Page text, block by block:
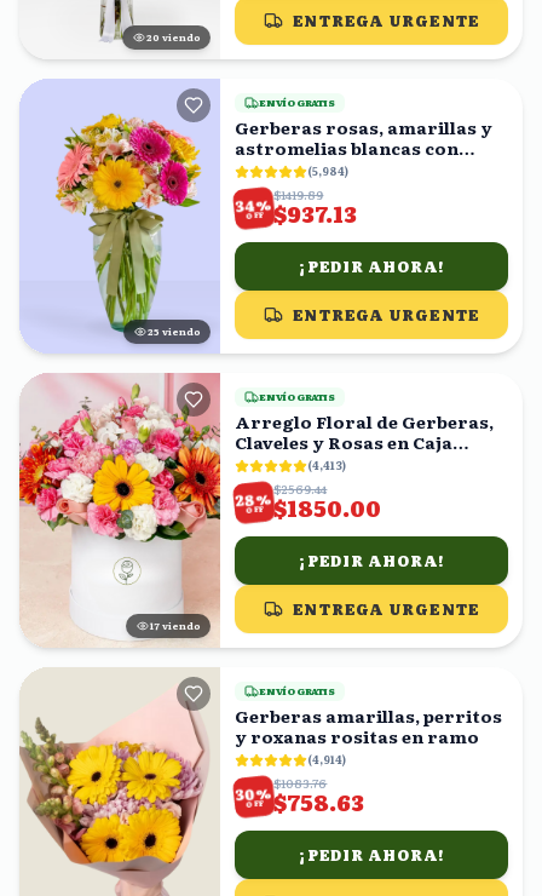
21 viendo
ENTREGA URGENTE
25 viendo
ENVÍO GRATIS
Gerberas rosas, amarillas y
astromelias blancas con
florero (5,984)
34%
OFF
$1419.89
$937.13
¡PEDIR AHORA!
ENTREGA URGENTE
17 viendo
ENVÍO GRATIS
Arreglo Floral de Gerberas,
Claveles y Rosas en Caja
Blanca
(4,413)
28%
OFF
$2569.44
$1850.00
¡PEDIR AHORA!
ENTREGA URGENTE
ENVÍO GRATIS
Gerberas amarillas, perritos
y roxanas rositas en ramo
(4,914)
30%
OFF
$1083.76
$758.63
¡PEDIR AHORA!